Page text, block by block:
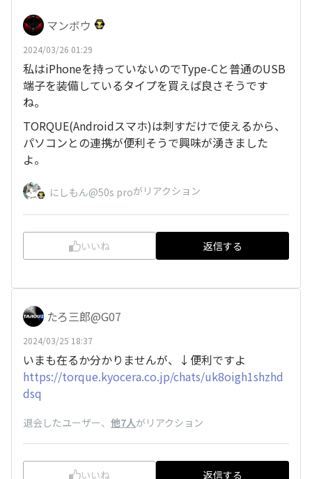
マンボウ
2024/03/26 01:29
私はiPhoneを持っていないのでType-Cと普通のUSB
端子を装備しているタイプを買えば良さそうです
ね。
TORQUE(Androidスマホ)は刺すだけで使えるから、
パソコンとの連携が便利そうで興味が湧きました
よ。
にしもん@50s proがリアクション
いいね 返信する
たろ三郎@G07
2024/03/25 18:37
いまも在るか分かりませんが、↓便利ですよ
https://torque.kyocera.co.jp/chats/uk8oigh1shzhd
dsq
退会したユーザー、 他7人がリアクション
いいね 返信する